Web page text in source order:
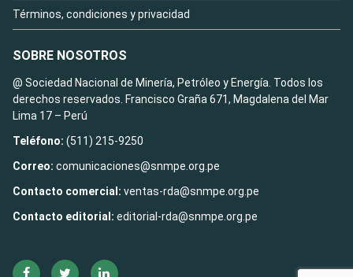
Términos, condiciones y privacidad
SOBRE NOSOTROS
@ Sociedad Nacional de Minería, Petróleo y Energía. Todos los
derechos reservados. Francisco Graña 671, Magdalena del Mar
Lima 17 – Perú
Teléfono: (511) 215-9250
Correo: comunicaciones@snmpe.org.pe
Contacto comercial: ventas-rda@snmpe.org.pe
Contacto editorial: editorial-rda@snmpe.org.pe